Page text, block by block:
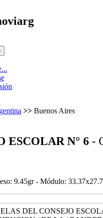
>> Buenos Aires
ESCOLAR N° 6 -
9.45gr - Módulo:
DEL CONSEJO